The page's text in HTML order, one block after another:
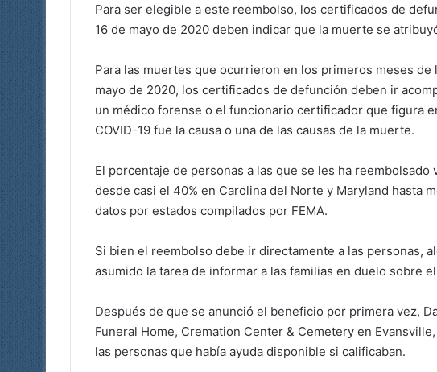
Para ser elegible a este reembolso, los certificados de
16 de mayo de 2020 deben indicar que la muerte se
Para las muertes que ocurrieron en los primeros meses de
mayo de 2020, los certificados de defunción deben ir
un médico forense o el funcionario certificador que figura
COVID-19 fue la causa o una de las causas de la muerte.
El porcentaje de personas a las que se les ha
desde casi el 40% en Carolina del Norte y Maryland hasta
datos por estados compilados por FEMA.
Si bien el reembolso debe ir directamente a las personas,
asumido la tarea de informar a las familias en duelo sobre
Después de que se anunció el beneficio por primera vez,
Funeral Home, Cremation Center & Cemetery en
las personas que había ayuda disponible si calificaban.